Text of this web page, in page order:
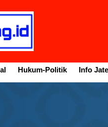
Hukum-Politik Info